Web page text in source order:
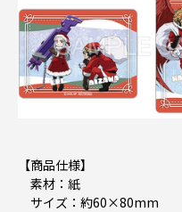
【商品仕様】
素材：紙
サイズ：約60×80mm